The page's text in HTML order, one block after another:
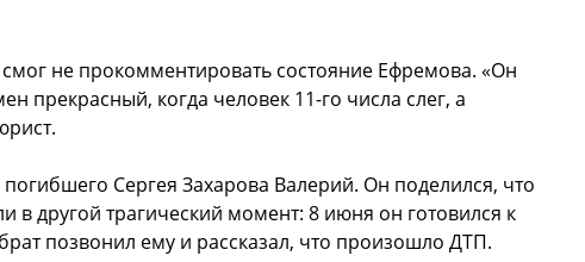
не прокомментировать состояние Ефремова. «Он
прекрасный, когда человек 11-го числа слег, а
погибшего Сергея Захарова Валерий. Он поделился, что
в другой трагический момент: 8 июня он готовился к
позвонил ему и рассказал, что произошло ДТП.